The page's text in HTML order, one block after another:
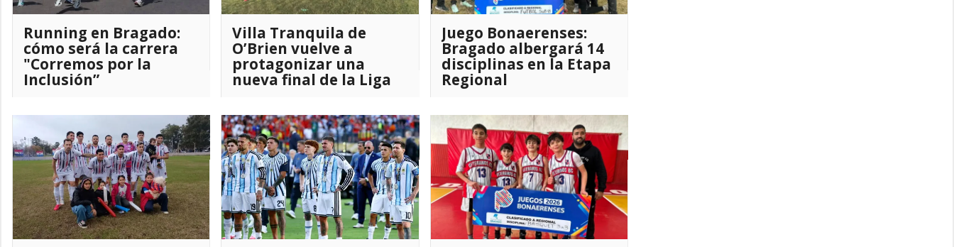
Running en Bragado:
cómo será la carrera
"Corremos por la
Inclusión”
Villa Tranquila de
O’Brien vuelve a
protagonizar una
nueva final de la Liga
Bragadense de Fútbol
Juego Bonaerenses:
Bragado albergará 14
disciplinas en la Etapa
Regional